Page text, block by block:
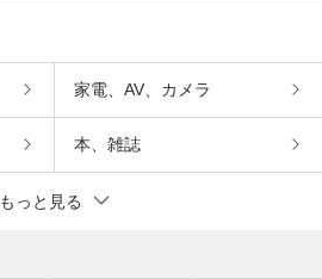
家電、AV、カメラ
本、雑誌
もっと見る